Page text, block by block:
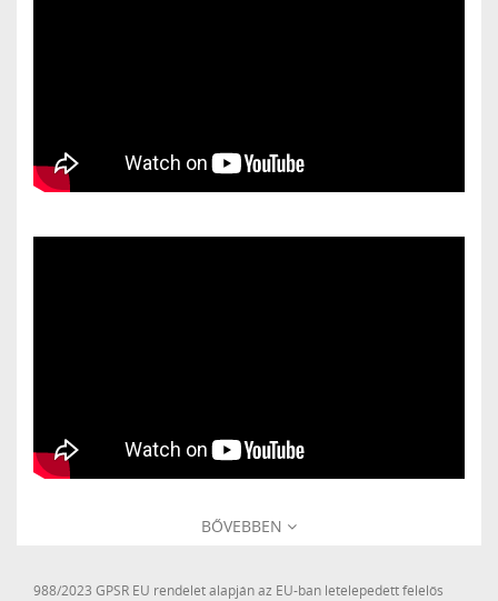
BŐVEBBEN
988/2023 GPSR EU rendelet alapján az EU-ban letelepedett felelős